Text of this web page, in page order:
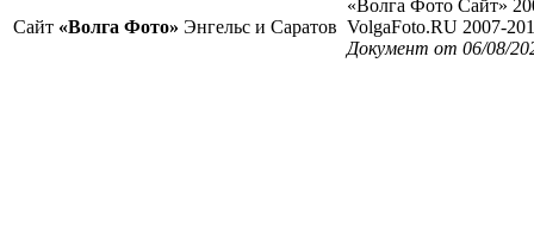
Сайт «Волга Фото» Энгельс и Саратов
«Волга Фото Сайт»
VolgaFoto.RU 2007-
Документ от 06/08/